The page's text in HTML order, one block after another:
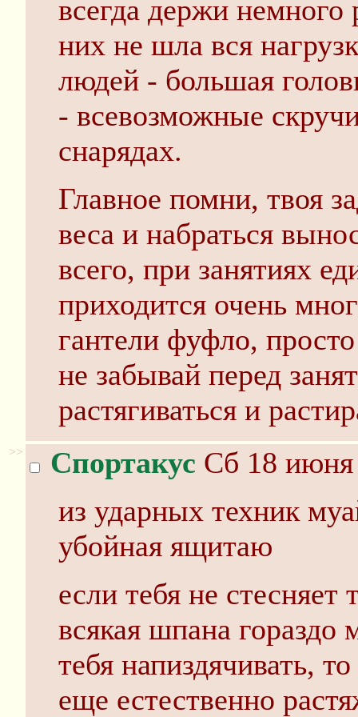
всегда держи
них не шла вся
людей - большая
- всевозможные
снарядах.
Главное помни, твоя
веса и набраться
всего, при занятиях
приходится очень
гантели фуфло,
не забывай перед
растягиваться и
>> Спортакус Сб 18 июня
из ударных техник
убойная ящитаю
если тебя не стесняет
всякая шпана гораздо
тебя напиздячивать,
еще естественно